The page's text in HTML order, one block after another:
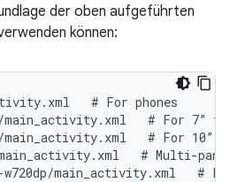
der oben aufgeführten
können:
# For phones
main_activity.xml   # For 7”
main_activity.xml   # For 10”
# Multi-pane
w720dp/main_activity.xml   #